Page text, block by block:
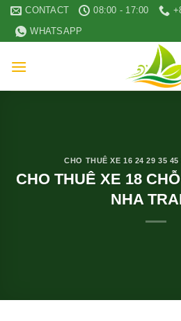
Skip
content
CONTACT 08:00 - 17:00
WHATSAPP
CHO THUÊ XE 16 24 29 35 45
CHO THUÊ XE 18
NHA